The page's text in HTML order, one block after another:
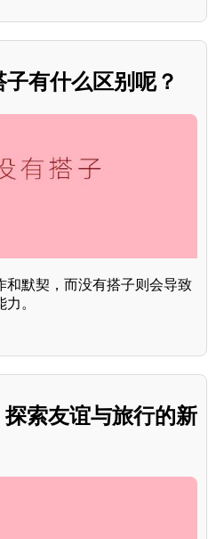
有什么区别呢？
和默契，而没有搭子则会导致
。
索友谊与旅行的新